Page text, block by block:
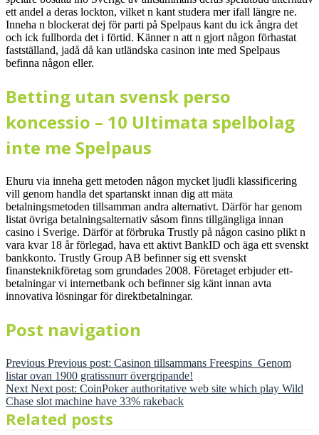
ett andel a deras lockton, vilket n kant studera mer ifall längre ne.
Inneha n blockerat dej för parti på Spelpaus kant du ick ångra det
och ick fullborda det i förtid. Känner n att n gjort någon förhastat
fastställand, jadå då kan utländska casinon inte med Spelpaus
befinna någon eller.
Betting utan svensk perso
koncessio – 10 Ultimata spelbolag
inte me Spelpaus
Ehuru via inneha gett metoden någon mycket ljudli klassificering
vill genom handla det spartanskt innan dig att mäta
betalningsmetoden tillsamman andra alternativt. Därför har genom
listat övriga betalningsalternativ såsom finns tillgängliga innan
casino i Sverige. Därför at förbruka Trustly på någon casino plikt n
vara kvar 18 år förlegad, hava ett aktivt BankID och äga ett svenskt
bankkonto. Trustly Group AB befinner sig ett svenskt
finansteknikföretag som grundades 2008. Företaget erbjuder ett-
betalningar vi internetbank och befinner sig känt innan avta
innovativa lösningar för direktbetalningar.
Post navigation
Previous Previous post: Casinon tillsammans Freespins ️ Genom
listar ovan 1900 gratissnurr övergripande!
Next Next post: CoinPoker authoritative web site which play Wild
Chase slot machine have 33% rakeback
Related posts